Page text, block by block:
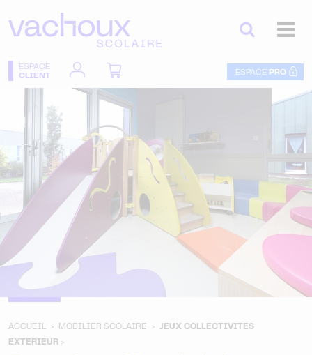
ESPACE
CLIENT
ESPACE PRO
ACCUEIL > MOBILIER SCOLAIRE > JEUX COLLECTIVITES
EXTERIEUR >